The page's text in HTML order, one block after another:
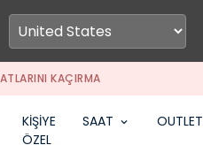
KAÇIRMA
KİŞİYE
ÖZEL
SAAT OUTLET